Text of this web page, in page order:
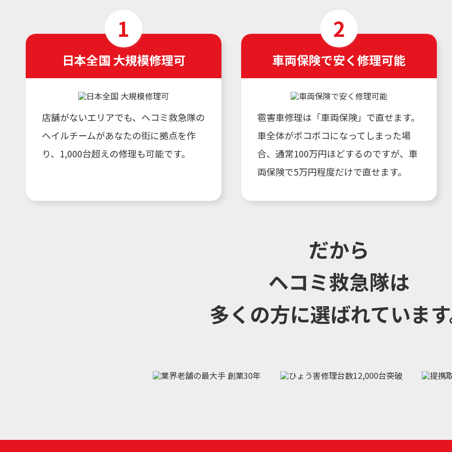
日本全国 大規模修理可
店舗がないエリアでも、ヘコミ救急隊の
へイルチームがあなたの街に拠点を作
り、1,000台超えの修理も可能です。
車両保険で安く修理可能
雹害車修理は「車両保険」で直せます。
車全体がボコボコになってしまった場
合、通常100万円ほどするのですが、車
両保険で5万円程度だけで直せます。
だから
ヘコミ救急隊は
多くの方に選ばれていま